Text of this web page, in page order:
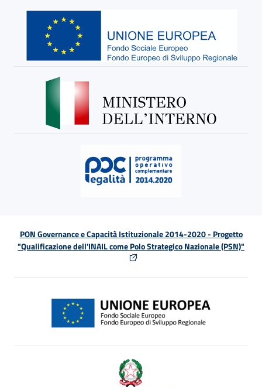
PON Governance e Capacità Istituzionale 2014-2020 - Progetto
"Qualificazione dell'INAIL come Polo Strategico Nazionale (PSN)"